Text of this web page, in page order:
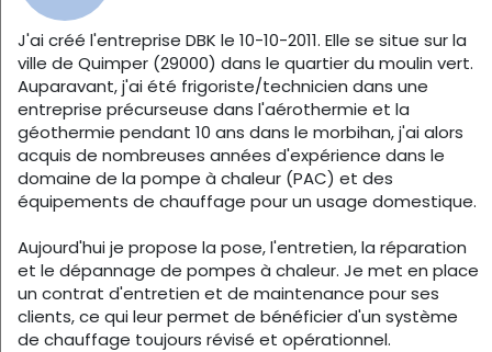
J'ai créé l'entreprise DBK le 10-10-2011. Elle se situe sur la
ville de Quimper (29000) dans le quartier du moulin vert.
Auparavant, j'ai été frigoriste/technicien dans une
entreprise précurseuse dans l'aérothermie et la
géothermie pendant 10 ans dans le morbihan, j'ai alors
acquis de nombreuses années d'expérience dans le
domaine de la pompe à chaleur (PAC) et des
équipements de chauffage pour un usage domestique.
Aujourd'hui je propose la pose, l'entretien, la réparation
et le dépannage de pompes à chaleur. Je met en place
un contrat d'entretien et de maintenance pour ses
clients, ce qui leur permet de bénéficier d'un système
de chauffage toujours révisé et opérationnel.